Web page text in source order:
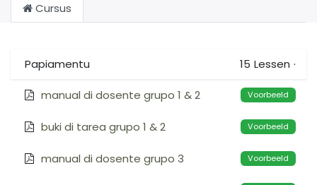
Cursus
Papiamentu 15 Lessen ·
manual di dosente grupo 1 & 2 Voorbeeld
buki di tarea grupo 1 & 2 Voorbeeld
manual di dosente grupo 3 Voorbeeld